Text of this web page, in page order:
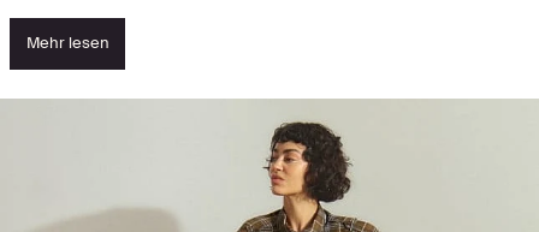
Mehr lesen
Entdecken Sie Neuheiten und Highlights